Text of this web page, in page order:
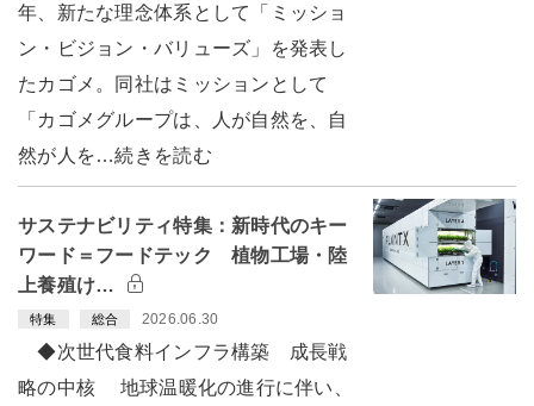
年、新たな理念体系として「ミッショ
ン・ビジョン・バリューズ」を発表し
たカゴメ。同社はミッションとして
「カゴメグループは、人が自然を、自
然が人を…続きを読む
サステナビリティ特集：新時代のキー
ワード＝フードテック 植物工場・陸
上養殖け…
特集 総合 2026.06.30
◆次世代食料インフラ構築 成長戦
略の中核 地球温暖化の進行に伴い、